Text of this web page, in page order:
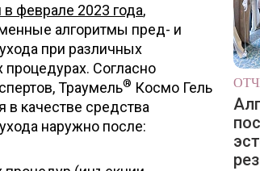
феврале 2023 года,
алгоритмы пред- и
при различных
процедурах. Согласно
Траумель® Космо Гель
качестве средства
наружно после: